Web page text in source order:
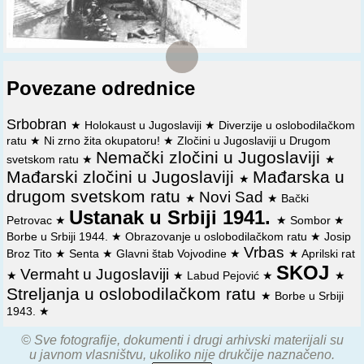
Povezane odrednice
Srbobran ★ Holokaust u Jugoslaviji ★ Diverzije u oslobodilačkom
ratu ★ Ni zrno žita okupatoru! ★Zločini u Jugoslaviji u Drugom
svetskom ratu ★ Nemački zločini u Jugoslaviji ★
Mađarski zločini u Jugoslaviji ★ Mađarska u
drugom svetskom ratu ★ Novi Sad ★ Bački
Petrovac ★ Ustanak u Srbiji 1941. ★Sombor ★
Borbe u Srbiji 1944. ★Obrazovanje u oslobodilačkom ratu ★Josip
Broz Tito ★Senta ★Glavni štab Vojvodine ★ Vrbas ★Aprilski rat
★ Vermaht u Jugoslaviji ★ Labud Pejović ★SKOJ ★
Streljanja u oslobodilačkom ratu ★ Borbe u Srbiji
1943. ★
© Sve fotografije, dokumenti i drugi arhivski materijali su
u javnom vlasništvu, ukoliko nije drukčije naznačeno.